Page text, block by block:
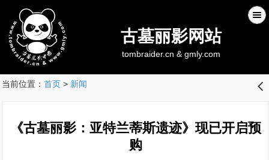
古墓丽影网站
tombraider.cn & gmly.com
当前位置： 首页> 新闻 󰊒
《古墓丽影：亚特兰蒂斯遗迹》现已开启预
购